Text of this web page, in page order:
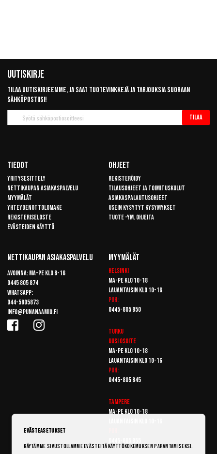
Uutiskirje
Tilaa uutiskirjeemme, ja saat tuotevinkkejä ja tarjouksia suoraan
sähköpostiisi!
uutiskirje
Tilaa
Tiedot
Yritysesittely
Nettikaupan asiakaspalvelu
Myymälät
Yhteydenottolomake
Rekisteriseloste
Evästeiden käyttö
Ohjeet
Rekisteröidy
Tilausohjeet ja toimituskulut
Asiakaspalautusohjeet
Usein kysytyt kysymykset
Tuote -ym. ohjeita
Nettikaupan Asiakaspalvelu
Avoinna: Ma-pe klo 8-16
0445 805 874
Whatsapp:
044-5805873
info@punanaamio.fi
Myymälät
Helsinki
Ma-pe klo 10-18
Lauantaisin klo 10-16
Puh:
0445-805 850
Turku
Uusi osoite
Ma-pe klo 10-18
Lauantaisin klo 10-16
Puh:
0445-805 845
Tampere
Ma-pe klo 10-18
Evästeasetukset
Käytämme sivustollamme evästeitä käyttökokemuksen parantamiseksi.